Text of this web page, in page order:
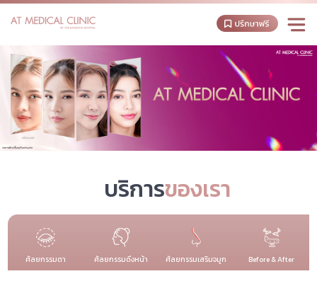
บริการของเรา
ศัลยกรรมตา ศัลยกรรมดึงหน้า ศัลยกรรมเสริมจมูก Before & After